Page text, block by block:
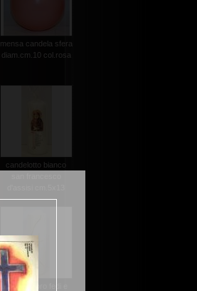
mensa candela sfera
diam.cm.10 col.rosa
candelotto bianco
cero decoro fedi e